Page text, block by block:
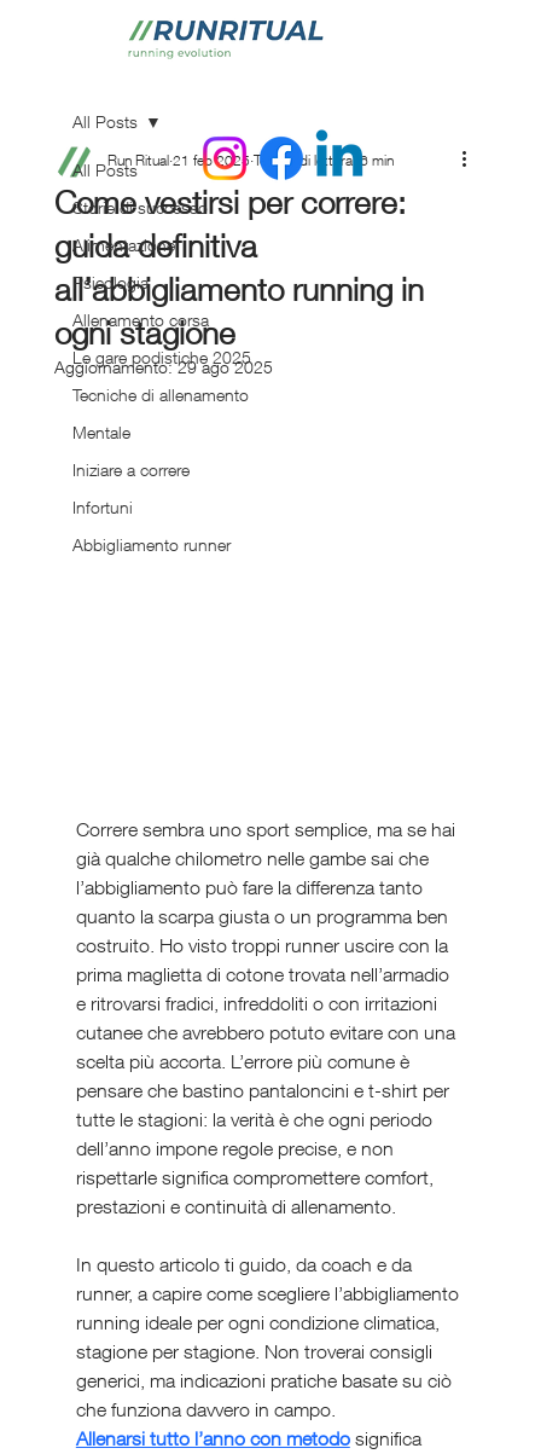
All Posts
Storie di successo
Alimentazione
Psicologia
Allenamento corsa
Le gare podistiche 2025
Tecniche di allenamento
Mentale
Iniziare a correre
Infortuni
Abbigliamento runner
All Posts
Come vestirsi per correre:
guida definitiva
all’abbigliamento running in
ogni stagione
Run Ritual 21 feb 2025 Tempo di lettura: 6 min
Aggiornamento:29 ago 2025
Correre sembra uno sport semplice, ma se hai
già qualche chilometro nelle gambe sai che
l’abbigliamento può fare la differenza tanto
quanto la scarpa giusta o un programma ben
costruito. Ho visto troppi runner uscire con la
prima maglietta di cotone trovata nell’armadio
e ritrovarsi fradici, infreddoliti o con irritazioni
cutanee che avrebbero potuto evitare con una
scelta più accorta. L’errore più comune è
pensare che bastino pantaloncini e t-shirt per
tutte le stagioni: la verità è che ogni periodo
dell’anno impone regole precise, e non
rispettarle significa compromettere comfort,
prestazioni e continuità di allenamento.
In questo articolo ti guido, da coach e da
runner, a capire come scegliere l’abbigliamento
running ideale per ogni condizione climatica,
stagione per stagione. Non troverai consigli
generici, ma indicazioni pratiche basate su ciò
che funziona davvero in campo.
Allenarsi tutto l’anno con metodo significa